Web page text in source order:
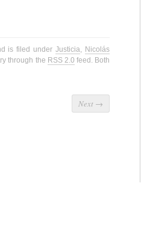
is filed underJusticia, Nicolás
through the RSS 2.0 feed. Both
Next →